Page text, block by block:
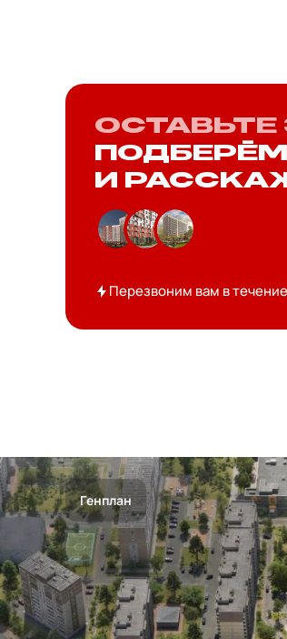
ОСТАВЬТЕ
И
Перезвоним вам в
Генплан